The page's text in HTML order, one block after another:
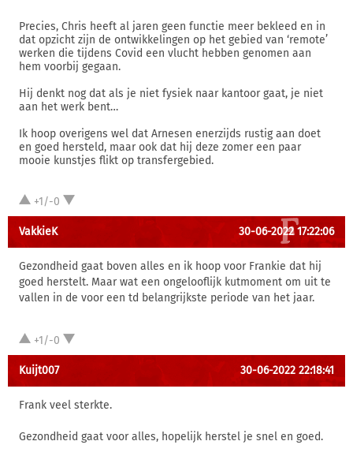
Precies, Chris heeft al jaren geen functie meer bekleed en in
dat opzicht zijn de ontwikkelingen op het gebied van ‘remote’
werken die tijdens Covid een vlucht hebben genomen aan
hem voorbij gegaan.
Hij denkt nog dat als je niet fysiek naar kantoor gaat, je niet
aan het werk bent…
Ik hoop overigens wel dat Arnesen enerzijds rustig aan doet
en goed hersteld, maar ook dat hij deze zomer een paar
mooie kunstjes flikt op transfergebied.
+1/-0
VakkieK 30-06-2022 17:22:06
Gezondheid gaat boven alles en ik hoop voor Frankie dat hij
goed herstelt. Maar wat een ongelooflijk kutmoment om uit te
vallen in de voor een td belangrijkste periode van het jaar.
+1/-0
Kuijt007 30-06-2022 22:18:41
Frank veel sterkte.
Gezondheid gaat voor alles, hopelijk herstel je snel en goed.